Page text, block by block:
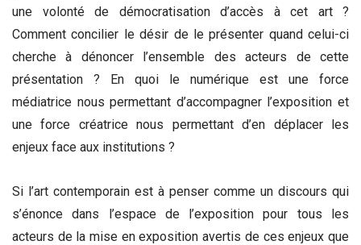
une volonté de démocratisation d’accès à cet art ?
Comment concilier le désir de le présenter quand celui-ci
cherche à dénoncer l’ensemble des acteurs de cette
présentation ? En quoi le numérique est une force
médiatrice nous permettant d’accompagner l’exposition et
une force créatrice nous permettant d’en déplacer les
enjeux face aux institutions ?
Si l’art contemporain est à penser comme un discours qui
s’énonce dans l’espace de l’exposition pour tous les
acteurs de la mise en exposition avertis de ces enjeux que